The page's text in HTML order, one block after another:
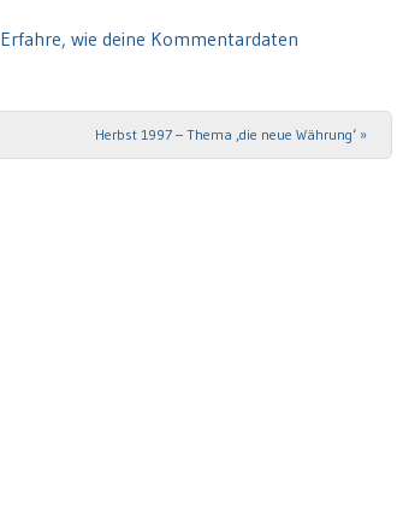
Erfahre, wie deine Kommentardaten
Herbst 1997 – Thema ‚die neue Währung‘ »